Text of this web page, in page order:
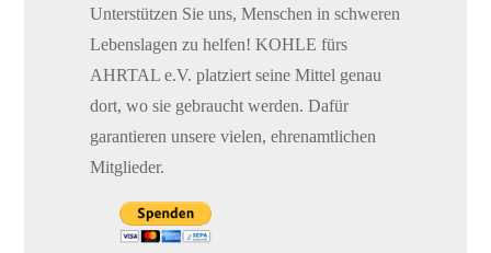
Unterstützen Sie uns, Menschen in schweren
Lebenslagen zu helfen! KOHLE fürs
AHRTAL e.V. platziert seine Mittel genau
dort, wo sie gebraucht werden. Dafür
garantieren unsere vielen, ehrenamtlichen
Mitglieder.